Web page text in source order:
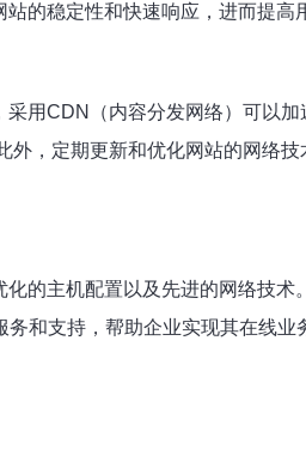
的稳定性和快速响应，进而提高
用CDN（内容分发网络）可以
，定期更新和优化网站的网络
的主机配置以及先进的网络技
和支持，帮助企业实现其在线